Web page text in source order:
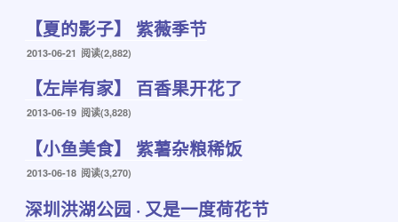
【夏的影子】 紫薇季节
发
2013-06-21 阅读(2,882)
【左岸有家】 百香果开花了
发
2013-06-19 阅读(3,828)
【小鱼美食】 紫薯杂粮稀饭
发
于
2013-06-18 阅读(3,270)
深圳洪湖公园 · 又是一度荷花节